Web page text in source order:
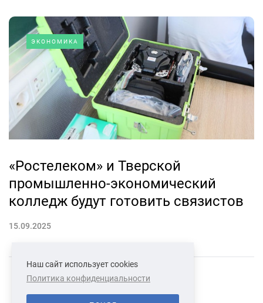
ЭКОНОМИКА
«Ростелеком» и Тверской
промышленно-экономический
колледж будут готовить связистов
15.09.2025
СВЯЗАТЬСЯ С НАМИ О НАС
Наш сайт использует cookies
Политика конфиденциальности